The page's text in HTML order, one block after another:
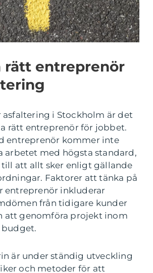
rätt entreprenör
asfaltering i Stockholm är det
rätt entreprenör för jobbet.
entreprenör kommer inte
arbetet med högsta standard,
till att allt sker enligt gällande
Faktorer att tänka på
entreprenör inkluderar
från tidigare kunder
att genomföra projekt inom
är under ständig utveckling
och metoder för att